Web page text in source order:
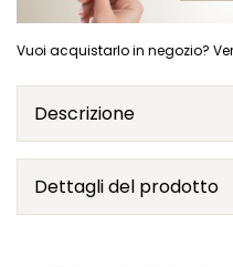
Vuoi acquistarlo in negozio?
Descrizione
Dettagli del prodotto